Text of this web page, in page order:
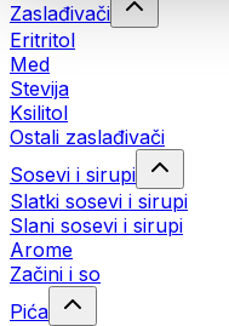
Zaslađivači
Eritritol
Med
Stevija
Ksilitol
Ostali zaslađivači
Sosevi i sirupi
Slatki sosevi i sirupi
Slani sosevi i sirupi
Arome
Začini i so
Pića